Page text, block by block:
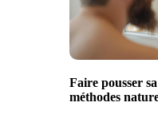
Faire pousser
méthodes